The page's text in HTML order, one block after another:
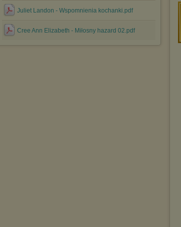
Juliet Landon - Wspomnienia kochanki.pdf
Cree Ann Elizabeth - Miłosny hazard 02.pdf